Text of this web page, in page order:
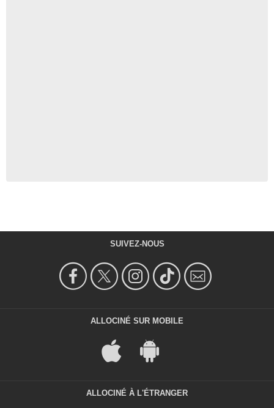
SUIVEZ-NOUS
ALLOCINÉ SUR MOBILE
ALLOCINÉ À L'ÉTRANGER